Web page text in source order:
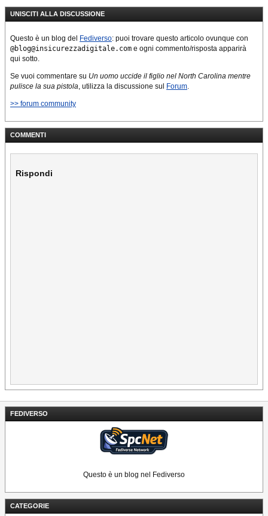
FEDIVERSO
Questo è un blog nel Fediverso
CATEGORIE
UNISCITI ALLA DISCUSSIONE
Questo è un blog del Fediverso: puoi trovare questo articolo ovunque con
@blog@insicurezzadigitale.com e ogni commento/risposta apparirà
qui sotto.
Se vuoi commentare su Un uomo uccide il figlio nel North Carolina mentre
pulisce la sua pistola , utilizza la discussione sul Forum
>> forum community
COMMENTI
Rispondi